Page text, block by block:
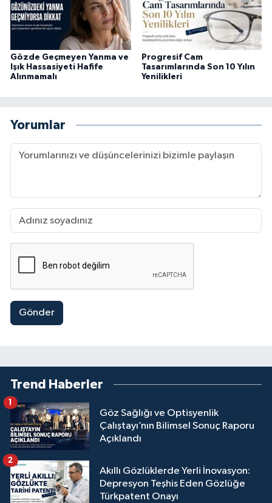
Gözde Geçmeyen Yanma ve
Işık Hassasiyeti Hafife
Alınmamalı
Progresif Cam
Tasarımlarında Son 10 Yılın
Yenilikleri
Yorumlar
Gönder
Trend Haberler
Göz Sağlığı ve Optisyenlik
Çalıştayı’nın Bilimsel Sonuç Raporu
Açıklandı
1
Akıllı Gözlüklerde Yerli İnovasyon:
Depresyon Teşhis Eden Gözlüğe
Türkpatent Onayı
2